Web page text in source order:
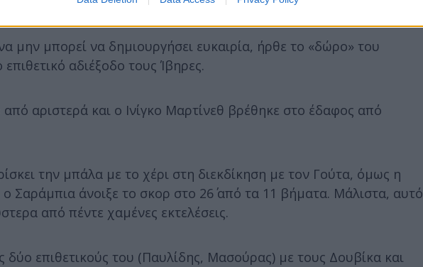
μην μπορεί να δημιουργήσει ευκαιρία, ήρθε το «δώρο» του
αδιέξοδο τους Ίβηρες.
από αριστερά και ο Ινίγκο Μαρτίνεθ βρέθηκε στο έδαφος από
την μπάλα με το χέρι στη διεκδίκηση με τον Γούτα, όμως η
Σαράμπια άνοιξε το σκορ στο 26΄ από τα 11 βήματα. Μάλιστα, αυτό
από πέντε χαμένες εκτελέσεις.
δύο επιθετικούς του (Παυλίδης, Μασούρας) με τους Δουβίκα και